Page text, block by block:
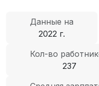
Данные на
2022 г.
Кол-во
237